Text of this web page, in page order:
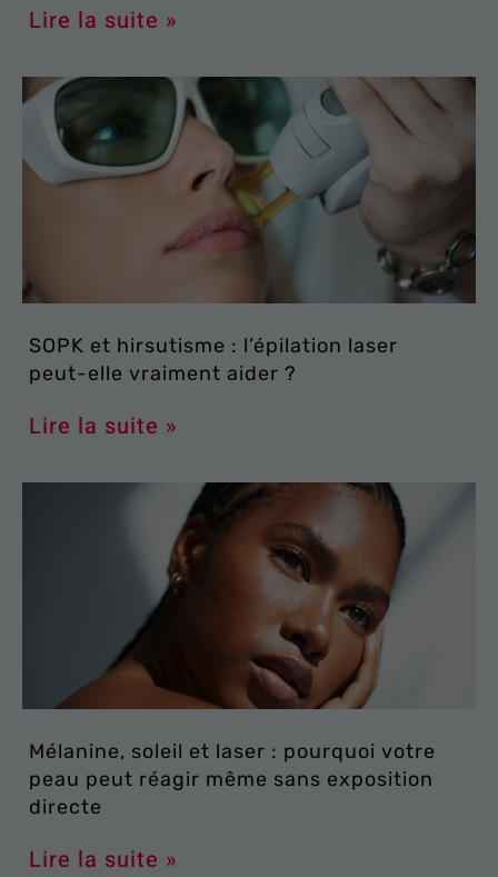
Lire la suite »
SOPK et hirsutisme : l’épilation laser
peut-elle vraiment aider ?
Lire la suite »
Mélanine, soleil et laser : pourquoi votre
peau peut réagir même sans exposition
directe
Lire la suite »